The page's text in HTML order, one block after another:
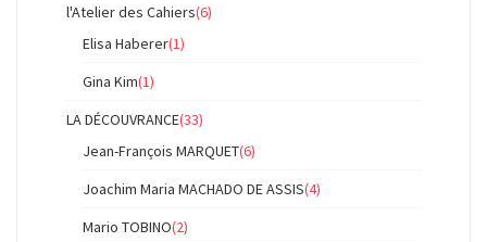
l'Atelier des Cahiers(6)
Elisa Haberer(1)
Gina Kim(1)
LA DÉCOUVRANCE(33)
Jean-François MARQUET(6)
Joachim Maria MACHADO DE ASSIS(4)
Mario TOBINO(2)